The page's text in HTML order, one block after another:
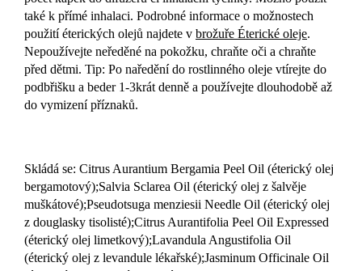
také k přímé inhalaci. Podrobné informace o možnostech
použití éterických olejů najdete v brožuře Éterické oleje.
Nepoužívejte neředěné na pokožku, chraňte oči a chraňte
před dětmi. Tip: Po naředění do rostlinného oleje vtírejte do
podbřišku a beder 1-3krát denně a používejte dlouhodobě až
do vymizení příznaků.
Skládá se: Citrus Aurantium Bergamia Peel Oil (éterický olej
bergamotový);Salvia Sclarea Oil (éterický olej z šalvěje
muškátové);Pseudotsuga menziesii Needle Oil (éterický olej
z douglasky tisolisté);Citrus Aurantifolia Peel Oil Expressed
(éterický olej limetkový);Lavandula Angustifolia Oil
(éterický olej z levandule lékařské);Jasminum Officinale Oil